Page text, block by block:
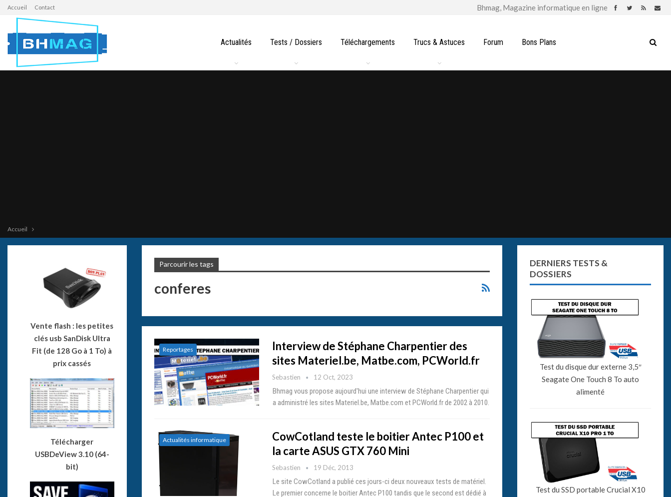
Accueil Contact
Actualités Tests / Dossiers Téléchargements Trucs & Astuces Forum Bons Plans
Accueil
Parcourir les tags
conferes
Reportages
Interview de Stéphane Charpentier des
sites Materiel.be, Matbe.com, PCWorld.fr
Sebastien 12 Oct, 2023
Bhmag vous propose aujourd'hui une interview de Stéphane Charpentier qui
a administré les sites Materiel.be, Matbe.com et PCWorld.fr de 2002 à 2010.
Actualités informatique
CowCotland teste le boitier Antec P100 et
la carte ASUS GTX 760 Mini
Sebastien 19 Déc, 2013
Le site CowCotland a publié ces jours-ci deux nouveaux tests de matériel.
Le premier concerne le boitier Antec P100 tandis que le second est dédié à
DERNIERS TESTS &
DOSSIERS
Test du disque dur externe 3,5″
Seagate One Touch 8 To auto
alimenté
Test du SSD portable Crucial X10
Vente flash : les petites
clés usb SanDisk Ultra
Fit (de 128 Go à 1 To) à
prix cassés
Télécharger
USBDeView 3.10 (64-
bit)